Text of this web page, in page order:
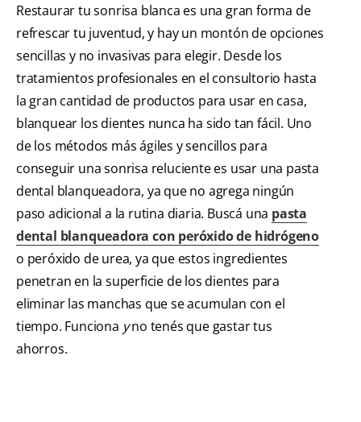
Restaurar tu sonrisa blanca es una gran forma de
refrescar tu juventud, y hay un montón de opciones
sencillas y no invasivas para elegir. Desde los
tratamientos profesionales en el consultorio hasta
la gran cantidad de productos para usar en casa,
blanquear los dientes nunca ha sido tan fácil. Uno
de los métodos más ágiles y sencillos para
conseguir una sonrisa reluciente es usar una pasta
dental blanqueadora, ya que no agrega ningún
paso adicional a la rutina diaria. Buscá una pasta
dental blanqueadora con peróxido de hidrógeno
o peróxido de urea, ya que estos ingredientes
penetran en la superficie de los dientes para
eliminar las manchas que se acumulan con el
tiempo. Funciona yno tenés que gastar tus
ahorros.